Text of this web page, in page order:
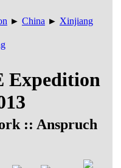
► China ► Xinjiang
Expedition
:: Anspruch